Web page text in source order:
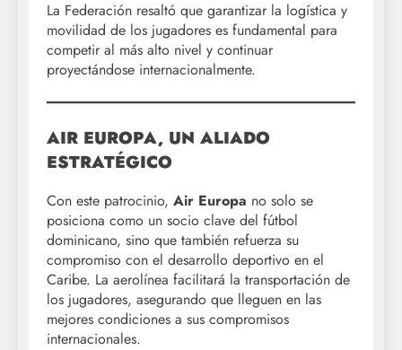
La Federación resaltó que garantizar la logística y
movilidad de los jugadores es fundamental para
competir al más alto nivel y continuar
proyectándose internacionalmente.
AIR EUROPA, UN ALIADO
ESTRATÉGICO
Con este patrocinio, Air Europa no solo se
posiciona como un socio clave del fútbol
dominicano, sino que también refuerza su
compromiso con el desarrollo deportivo en el
Caribe. La aerolínea facilitará la transportación de
los jugadores, asegurando que lleguen en las
mejores condiciones a sus compromisos
internacionales.